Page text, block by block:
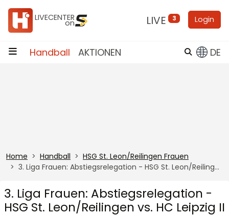
Zum Inhalt
LIVECENTER
on LIVE 3 Login
Handball AKTIONEN DE
Home Handball
HSG St. Leon/Reilingen Frauen
3. Liga Frauen: Abstiegsrelegation - HSG St. Leon/Reilingen vs. HC Leipzig II
3. Liga Frauen: Abstiegsrelegation -
HSG St. Leon/Reilingen vs. HC Leipzig II